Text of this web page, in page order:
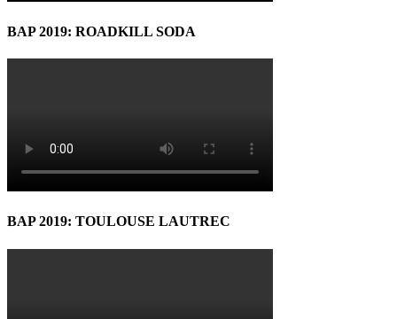
BAP 2019: ROADKILL SODA
BAP 2019: TOULOUSE LAUTREC